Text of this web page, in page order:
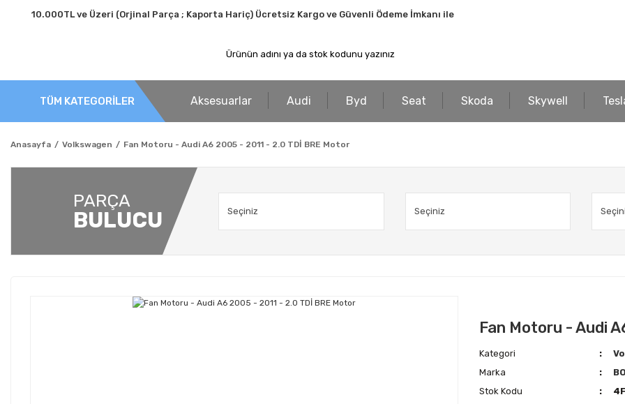
10.000TL ve Üzeri (Orjinal Parça ; Kaporta Hariç) Ücretsiz Kargo ve Güvenli Ödeme İmkanı ile
TÜM KATEGORİLER Aksesuarlar Audi Byd Seat Skoda Skywell
Anasayfa Volkswagen Fan Motoru - Audi A6 2005 - 2011 - 2.0 TDİ BRE Motor
PARÇA
BULUCU
Fan Motoru - Audi
Kategori
Marka
Stok Kodu